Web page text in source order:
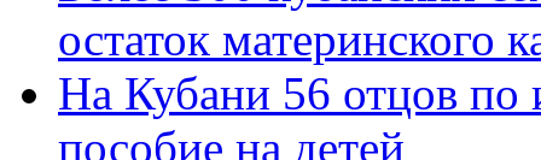
остаток материнского
На Кубани 56 отцов по
пособие на детей